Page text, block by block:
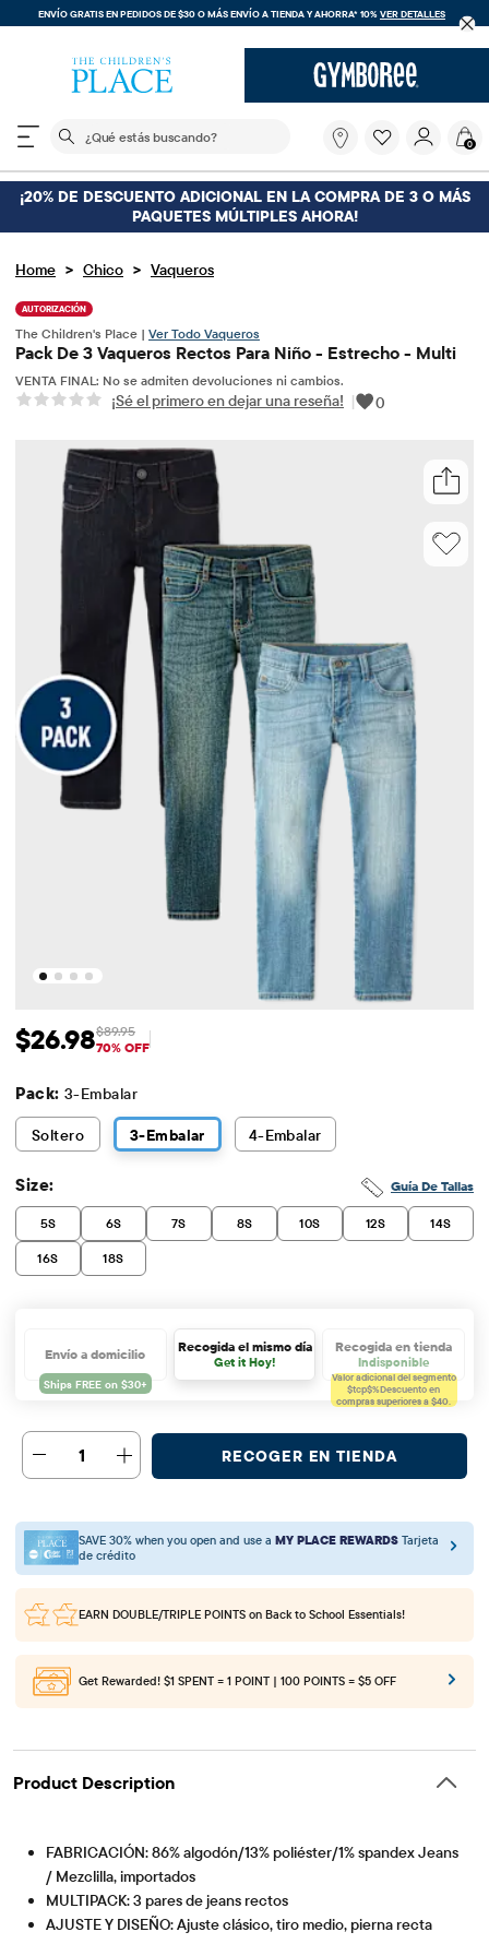
ENVÍO GRATIS EN PEDIDOS DE $30 O MÁSENVÍO A TIENDA Y AHORRA* 10%VER DETALLES
El siguiente campo de búsqueda filtra las
buscando?
0
¡20% DE DESCUENTO ADICIONAL EN LA COMPRA DE 3 O MÁS
PAQUETES MÚLTIPLES AHORA!
Home > Chico > Vaqueros
AUTORIZACIÓN
The Children's Place | Ver Todo Vaqueros
Pack De 3 Vaqueros Rectos Para Niño - Estrecho - Multi
VENTA FINAL: No se admiten devoluciones ni cambios.
¡Sé el primero en dejar una reseña! | 0
Precio de venta: $26.98
$26.98 Precio original: $89.95
$89.95
70% OFF
Pack: 3-Embalar
Soltero 3-Embalar 4-Embalar
Guía De Tallas
Size:
5S 6S 7S 8S 10S 12S 14S
16S 18S
Envío a domicilio Recogida el mismo día
Get it Hoy!
Recogida en tienda
Indisponible
Valor adicional del segmento
$tcp$%Descuento en
compras superiores a $40.
1 RECOGER EN TIENDA
SAVE 30% when you open and use a MY PLACE REWARDS Tarjeta
de crédito
EARN DOUBLE/TRIPLE POINTS on Back to School Essentials!
Get Rewarded! $1 SPENT = 1 POINT | 100 POINTS = $5 OFF
Product Description
FABRICACIÓN: 86% algodón/13% poliéster/1% spandex Jeans
/ Mezclilla, importados
MULTIPACK: 3 pares de jeans rectos
AJUSTE Y DISEÑO: Ajuste clásico, tiro medio, pierna recta